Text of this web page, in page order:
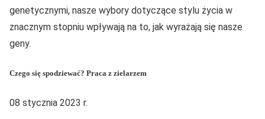
genetycznymi, nasze wybory dotyczące stylu życia w
znacznym stopniu wpływają na to, jak wyrażają się nasze
geny.
Czego się spodziewać? Praca z zielarzem
08 stycznia 2023 r.